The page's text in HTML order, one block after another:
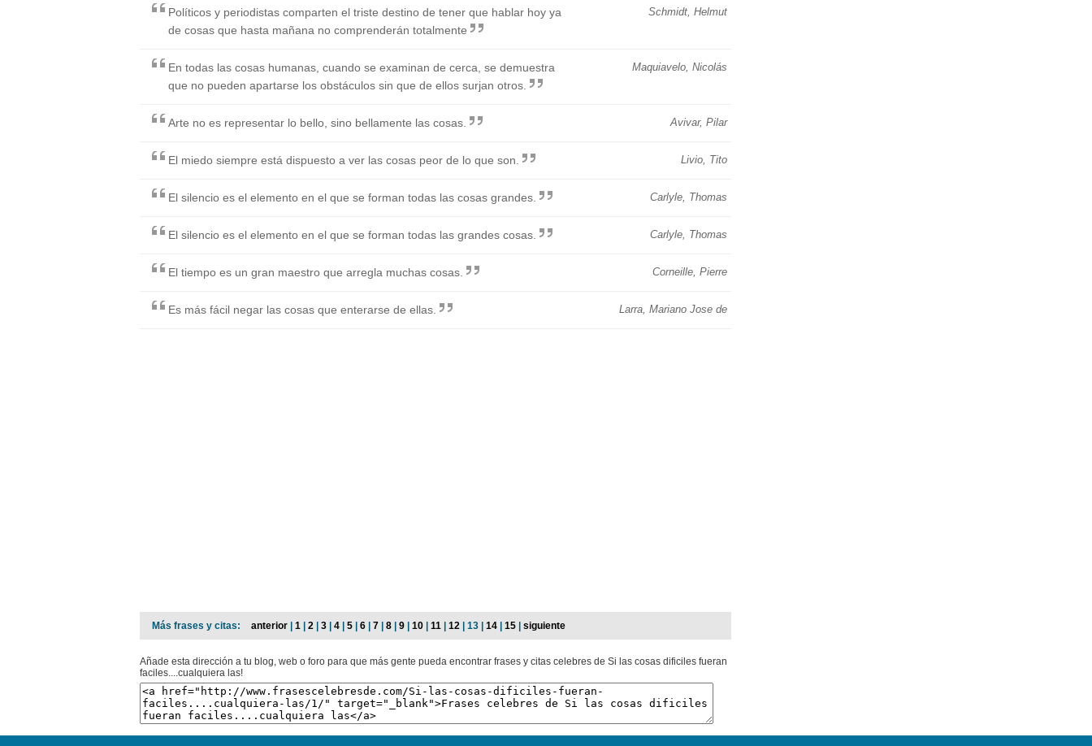
Schmidt, Helmut
Políticos y periodistas comparten el triste destino de tener que hablar hoy ya
de cosas que hasta mañana no comprenderán totalmente
Maquiavelo, Nicolás
En todas las cosas humanas, cuando se examinan de cerca, se demuestra
que no pueden apartarse los obstáculos sin que de ellos surjan otros.
Avivar, Pilar
Arte no es representar lo bello, sino bellamente las cosas.
Livio, Tito
El miedo siempre está dispuesto a ver las cosas peor de lo que son.
Carlyle, Thomas
El silencio es el elemento en el que se forman todas las cosas grandes.
Carlyle, Thomas
El silencio es el elemento en el que se forman todas las grandes cosas.
Corneille, Pierre
El tiempo es un gran maestro que arregla muchas cosas.
Larra, Mariano Jose de
Es más fácil negar las cosas que enterarse de ellas.
Más frases y citas: anterior 1 2 3 4 5 6 7 8 9 10 11 12 | 13 | 14 15 siguiente
Añade esta dirección a tu blog, web o foro para que más gente pueda encontrar frases y citas celebres de Si las cosas dificiles fueran
faciles....cualquiera las!